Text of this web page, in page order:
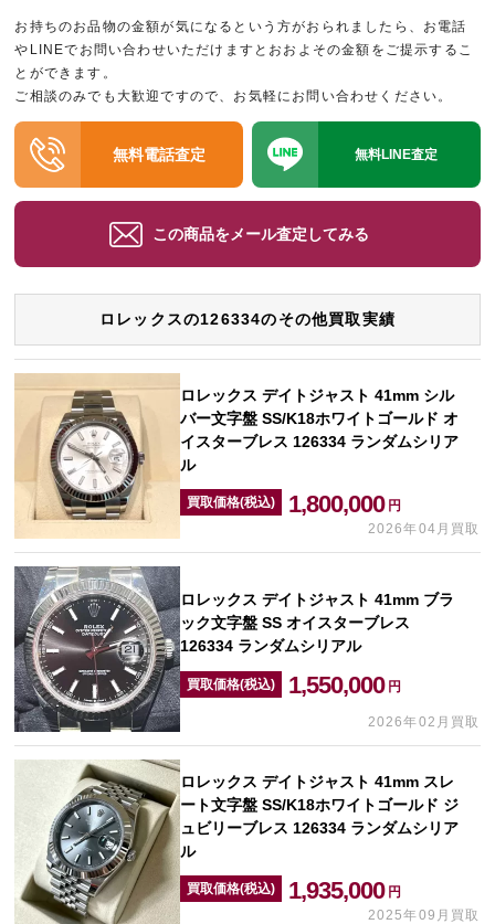
お持ちのお品物の金額が気になるという方がおられましたら、お電話
やLINEでお問い合わせいただけますとおおよその金額をご提示するこ
とができます。
ご相談のみでも大歓迎ですので、お気軽にお問い合わせください。
無料電話査定 無料LINE査定
この商品をメール査定してみる
ロレックスの126334のその他買取実績
ロレックス デイトジャスト 41mm シル
バー文字盤 SS/K18ホワイトゴールド オ
イスターブレス 126334 ランダムシリア
ル
買取価格(税込) 1,800,000 円
2026年04月買取
ロレックス デイトジャスト 41mm ブラ
ック文字盤 SS オイスターブレス
126334 ランダムシリアル
買取価格(税込) 1,550,000 円
2026年02月買取
ロレックス デイトジャスト 41mm スレ
ート文字盤 SS/K18ホワイトゴールド ジ
ュビリーブレス 126334 ランダムシリア
ル
買取価格(税込) 1,935,000 円
2025年09月買取